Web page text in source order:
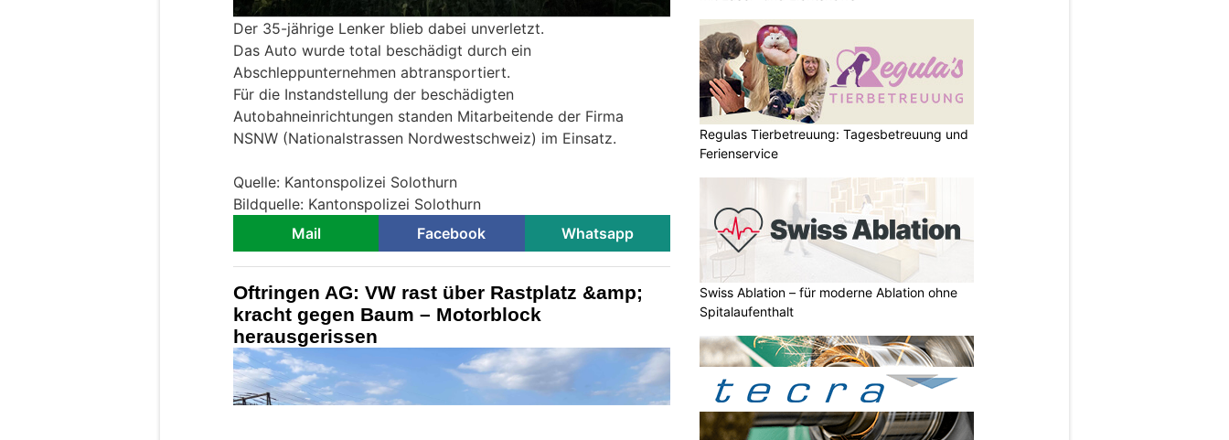
Der 35-jährige Lenker blieb dabei unverletzt.
Das Auto wurde total beschädigt durch ein
Abschleppunternehmen abtransportiert.
Für die Instandstellung der beschädigten
Autobahneinrichtungen standen Mitarbeitende der Firma
NSNW (Nationalstrassen Nordwestschweiz) im Einsatz.
Quelle: Kantonspolizei Solothurn
Bildquelle: Kantonspolizei Solothurn
Mail
Facebook Whatsapp
Oftringen AG: VW rast über Rastplatz &amp;
kracht gegen Baum – Motorblock
herausgerissen
Regulas Tierbetreuung: Tagesbetreuung und
Ferienservice
Swiss Ablation – für moderne Ablation ohne
Spitalaufenthalt